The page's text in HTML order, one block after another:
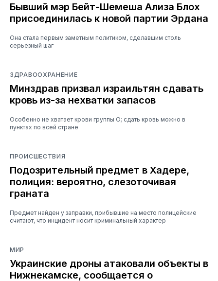
Бывший мэр Бейт-Шемеша Ализа Блох
присоединилась к новой партии Эрдана
Она стала первым заметным политиком, сделавшим столь
серьезный шаг
ЗДРАВООХРАНЕНИЕ
Минздрав призвал израильтян сдавать
кровь из-за нехватки запасов
Особенно не хватает крови группы O; сдать кровь можно в
пунктах по всей стране
ПРОИСШЕСТВИЯ
Подозрительный предмет в Хадере,
полиция: вероятно, слезоточивая
граната
Предмет найден у заправки, прибывшие на место полицейские
считают, что инцидент носит криминальный характер
МИР
Украинские дроны атаковали объекты в
Нижнекамске, сообщается о